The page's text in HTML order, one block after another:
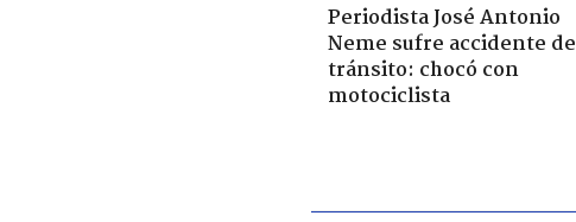
Periodista José Antonio
Neme sufre accidente de
tránsito: chocó con
motociclista